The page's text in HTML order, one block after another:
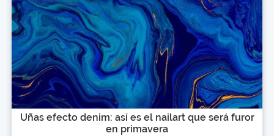
Uñas efecto denim: así es el nailart que será furor
en primavera